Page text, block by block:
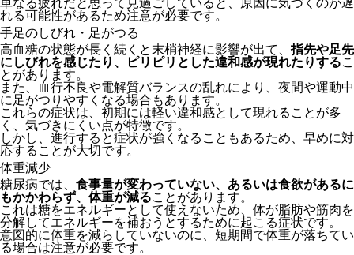
単なる疲れだと思って見過ごしていると、原因に気づくのが遅
れる可能性があるため注意が必要です。
手足のしびれ・足がつる
高血糖の状態が長く続くと末梢神経に影響が出て、指先や足先
にしびれを感じたり、ピリピリとした違和感が現れたりするこ
とがあります。
また、血行不良や電解質バランスの乱れにより、夜間や運動中
に足がつりやすくなる場合もあります。
これらの症状は、初期には軽い違和感として現れることが多
く、気づきにくい点が特徴です。
しかし、進行すると症状が強くなることもあるため、早めに対
応することが大切です。
体重減少
糖尿病では、 食事量が変わっていない、あるいは食欲があるに
もかかわらず、体重が減ることがあります。
これは糖をエネルギーとして使えないため、体が脂肪や筋肉を
分解してエネルギーを補おうとするために起こる症状です。
意図的に体重を減らしていないのに、短期間で体重が落ちてい
る場合は注意が必要です。